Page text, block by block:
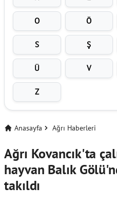
O Ö
S Ş
Ü V
Z
Anasayfa Ağrı Haberleri
Ağrı Kovancık'ta
hayvan Balık
takıldı